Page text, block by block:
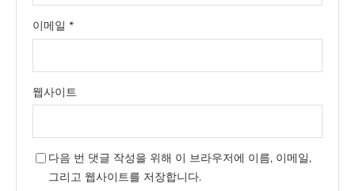
이메일 *
웹사이트
다음 번 댓글 작성을 위해 이 브라우저에 이름, 이메일,
그리고 웹사이트를 저장합니다.